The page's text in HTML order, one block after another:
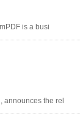
is a busi
announces the rel